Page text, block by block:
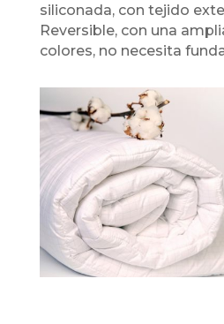
siliconada, con tejido
Reversible, con una
colores, no necesita